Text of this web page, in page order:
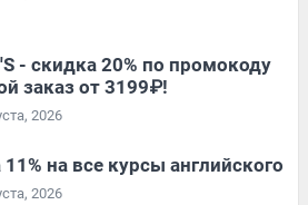
- скидка 20% по промокоду
заказ от 3199₽!
2026
на все курсы английского
2026